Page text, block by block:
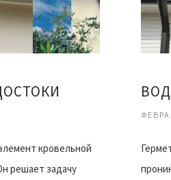
кровельной
решает задачу